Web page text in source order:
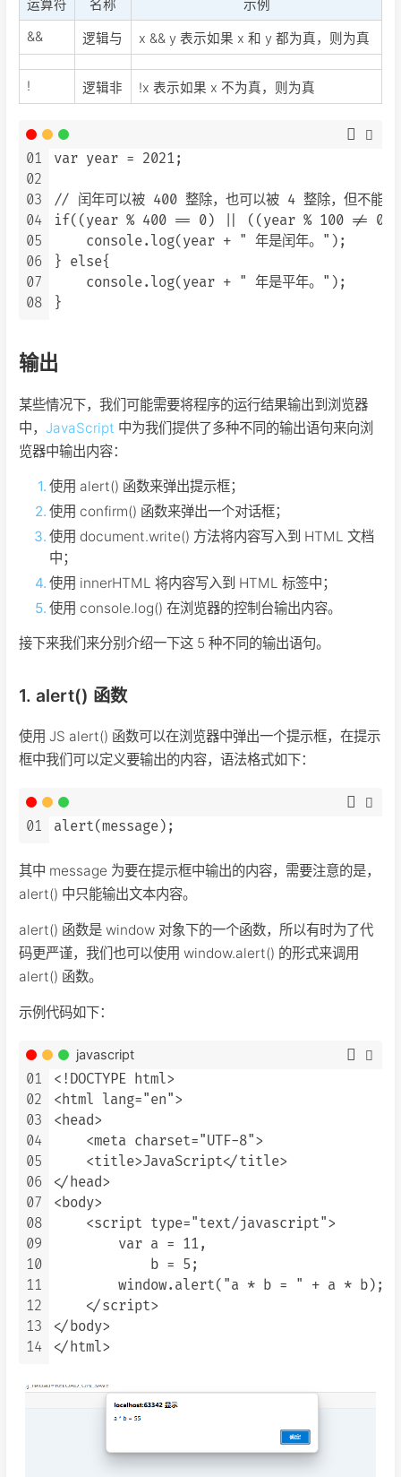
运算符 名称
示例
&&
逻辑与 x && y 表示如果 x 和 y 都为真，则为真
! 逻辑非 !x 表示如果 x 不为真，则为真
01
02
03
04
05
06
07
08
var year = 2021;
// 闰年可以被 400 整除，也可以被 4 整除，但不能
if((year % 400 == 0) || ((year % 100 != 0)
    console.log(year + " 年是闰年。");
} else{
    console.log(year + " 年是平年。");
输出
某些情况下，我们可能需要将程序的运行结果输出到浏览器
中， JavaScript 中为我们提供了多种不同的输出语句来向浏
览器中输出内容：
使用 alert() 函数来弹出提示框；
使用 confirm() 函数来弹出一个对话框；
使用 document.write() 方法将内容写入到 HTML 文档
中；
使用 innerHTML 将内容写入到 HTML 标签中；
使用 console.log() 在浏览器的控制台输出内容。
接下来我们来分别介绍一下这 5 种不同的输出语句。
1. alert() 函数
使用 JS alert() 函数可以在浏览器中弹出一个提示框，在提示
框中我们可以定义要输出的内容，语法格式如下：
01
其中 message 为要在提示框中输出的内容，需要注意的是，
alert() 中只能输出文本内容。
alert() 函数是 window 对象下的一个函数，所以有时为了代
码更严谨，我们也可以使用 window.alert() 的形式来调用
alert() 函数。
示例代码如下：
javascript
01
02
03
04
05
06
07
08
09
10
11
12
13
14
<!DOCTYPE html>
<html lang="en">
<head>
    <meta charset="UTF-8">
    <title>JavaScript</title>
</head>
<body>
    <script type="text/javascript">
        var a = 11,
            b = 5;
        window.alert("a * b = " + a * b);
    </script>
</body>